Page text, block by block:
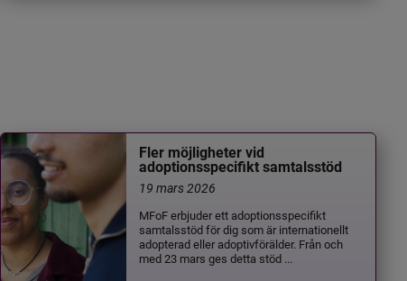
Fler möjligheter vid
adoptionsspecifikt samtalsstöd
19 mars 2026
MFoF erbjuder ett adoptionsspecifikt
samtalsstöd för dig som är internationellt
adopterad eller adoptivförälder. Från och
med 23 mars ges detta stöd ...